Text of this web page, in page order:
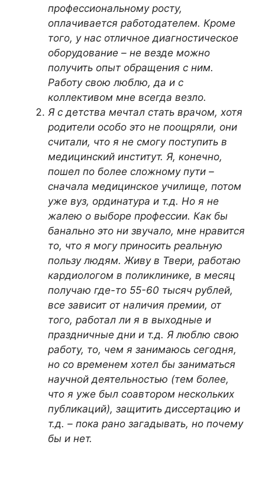
профессиональному росту,
оплачивается работодателем. Кроме
того, у нас отличное диагностическое
оборудование – не везде можно
получить опыт обращения с ним.
Работу свою люблю, да и с
коллективом мне всегда везло.
Я с детства мечтал стать врачом, хотя
родители особо это не поощряли, они
считали, что я не смогу поступить в
медицинский институт. Я, конечно,
пошел по более сложному пути –
сначала медицинское училище, потом
уже вуз, ординатура и т.д. Но я не
жалею о выборе профессии. Как бы
банально это ни звучало, мне нравится
то, что я могу приносить реальную
пользу людям. Живу в Твери, работаю
кардиологом в поликлинике, в месяц
получаю где-то 55-60 тысяч рублей,
все зависит от наличия премии, от
того, работал ли я в выходные и
праздничные дни и т.д. Я люблю свою
работу, то, чем я занимаюсь сегодня,
но со временем хотел бы заниматься
научной деятельностью (тем более,
что я уже был соавтором нескольких
публикаций), защитить диссертацию и
т.д. – пока рано загадывать, но почему
бы и нет.